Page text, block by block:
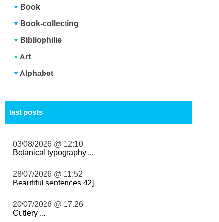
Book
Book-collecting
Bibliophilie
Art
Alphabet
last posts
03/08/2026 @ 12:10
Botanical typography ...
28/07/2026 @ 11:52
Beautiful sentences 42] ...
20/07/2026 @ 17:26
Cutlery ...